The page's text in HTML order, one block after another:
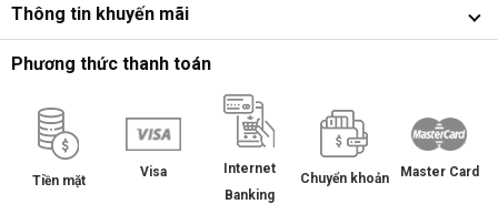
Thông tin khuyến mãi
Phương thức thanh toán
Tiền mặt
Visa
Internet
Banking
Chuyển khoản Master Card